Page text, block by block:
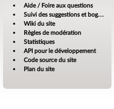
Aide / Foire aux questions
Suivi des suggestions et bogues
Wiki du site
Règles de modération
Statistiques
API pour le développement
Code source du site
Plan du site